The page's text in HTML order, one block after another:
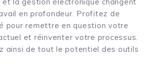
et la gestion électronique changent
en profondeur. Profitez de
pour remettre en question votre
et réinventer votre processus.
ainsi de tout le potentiel des outils